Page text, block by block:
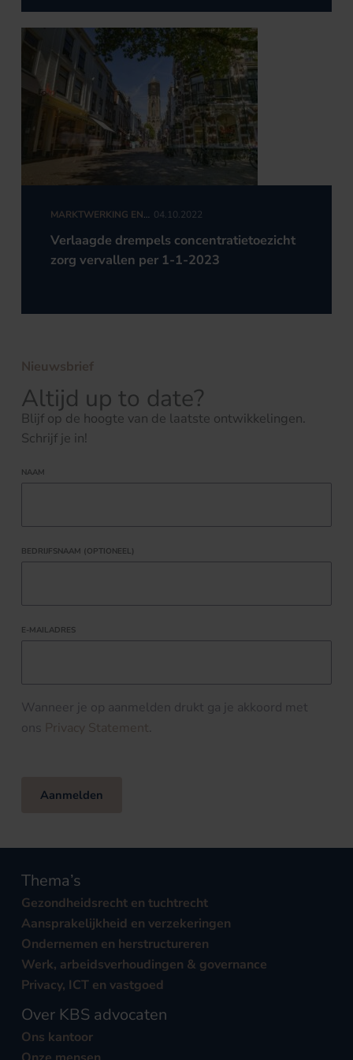
MARKTWERKING EN
MEDEDINGINGSRECHT
04.10.2022
Verlaagde drempels concentratietoezicht
zorg vervallen per 1-1-2023
Nieuwsbrief
Altijd up to date?
Blijf op de hoogte van de laatste ontwikkelingen.
Schrijf je in!
NAAM
BEDRIJFSNAAM (OPTIONEEL)
E-MAILADRES
Wanneer je op aanmelden drukt ga je akkoord met
ons Privacy Statement.
Aanmelden
Thema’s
Gezondheidsrecht en tuchtrecht
Aansprakelijkheid en verzekeringen
Ondernemen en herstructureren
Werk, arbeidsverhoudingen & governance
Privacy, ICT en vastgoed
Over KBS advocaten
Ons kantoor